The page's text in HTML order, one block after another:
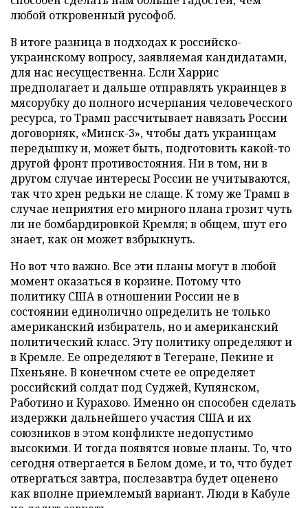
любой откровенный русофоб.
В итоге разница в подходах к российско-
украинскому вопросу, заявляемая кандидатами,
для нас несущественна. Если Харрис
предполагает и дальше отправлять украинцев в
мясорубку до полного исчерпания человеческого
ресурса, то Трамп рассчитывает навязать России
договорняк, «Минск-3», чтобы дать украинцам
передышку и, может быть, подготовить какой-то
другой фронт противостояния. Ни в том, ни в
другом случае интересы России не учитываются,
так что хрен редьки не слаще. К тому же Трамп в
случае неприятия его мирного плана грозит чуть
ли не бомбардировкой Кремля; в общем, шут его
знает, как он может взбрыкнуть.
Но вот что важно. Все эти планы могут в любой
момент оказаться в корзине. Потому что
политику США в отношении России не в
состоянии единолично определить не только
американский избиратель, но и американский
политический класс. Эту политику определяют и
в Кремле. Ее определяют в Тегеране, Пекине и
Пхеньяне. В конечном счете ее определяет
российский солдат под Суджей, Купянском,
Работино и Курахово. Именно он способен сделать
издержки дальнейшего участия США и их
союзников в этом конфликте недопустимо
высокими. И тогда появятся новые планы. То, что
сегодня отвергается в Белом доме, и то, что будет
отвергаться завтра, послезавтра будет оценено
как вполне приемлемый вариант. Люди в Кабуле